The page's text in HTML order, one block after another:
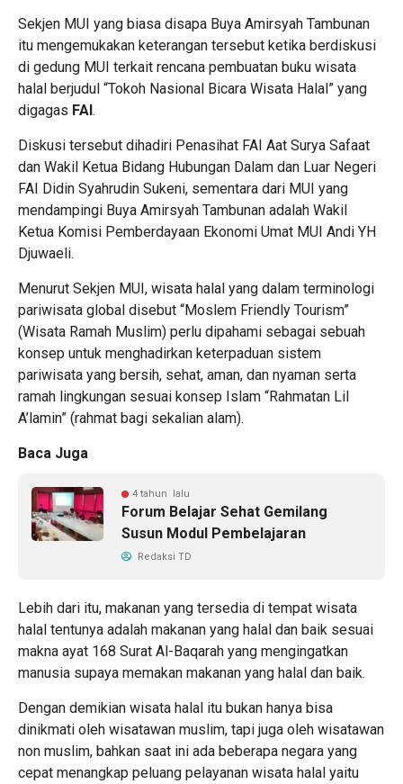
Sekjen MUI yang biasa disapa Buya Amirsyah Tambunan
itu mengemukakan keterangan tersebut ketika berdiskusi
di gedung MUI terkait rencana pembuatan buku wisata
halal berjudul “Tokoh Nasional Bicara Wisata Halal” yang
digagas FAI.
Diskusi tersebut dihadiri Penasihat FAI Aat Surya Safaat
dan Wakil Ketua Bidang Hubungan Dalam dan Luar Negeri
FAI Didin Syahrudin Sukeni, sementara dari MUI yang
mendampingi Buya Amirsyah Tambunan adalah Wakil
Ketua Komisi Pemberdayaan Ekonomi Umat MUI Andi YH
Djuwaeli.
Menurut Sekjen MUI, wisata halal yang dalam terminologi
pariwisata global disebut “Moslem Friendly Tourism”
(Wisata Ramah Muslim) perlu dipahami sebagai sebuah
konsep untuk menghadirkan keterpaduan sistem
pariwisata yang bersih, sehat, aman, dan nyaman serta
ramah lingkungan sesuai konsep Islam “Rahmatan Lil
A’lamin” (rahmat bagi sekalian alam).
Baca Juga
4 tahun lalu
Forum Belajar Sehat Gemilang
Susun Modul Pembelajaran
Redaksi TD
Lebih dari itu, makanan yang tersedia di tempat wisata
halal tentunya adalah makanan yang halal dan baik sesuai
makna ayat 168 Surat Al-Baqarah yang mengingatkan
manusia supaya memakan makanan yang halal dan baik.
Dengan demikian wisata halal itu bukan hanya bisa
dinikmati oleh wisatawan muslim, tapi juga oleh wisatawan
non muslim, bahkan saat ini ada beberapa negara yang
cepat menangkap peluang pelayanan wisata halal yaitu